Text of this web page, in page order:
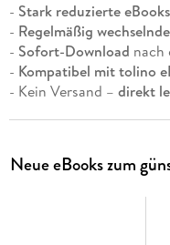
- Stark reduzierte eBooks
- Regelmäßig wechselnde
- Sofort-Download nach
- Kompatibel mit tolino
- Kein Versand – direkt
Neue eBooks zum